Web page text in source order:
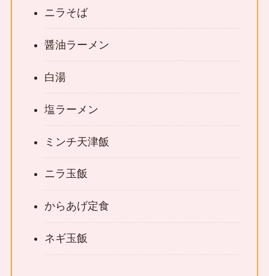
ニラそば
醤油ラーメン
白湯
塩ラーメン
ミンチ天津飯
ニラ玉飯
からあげ定食
ネギ玉飯